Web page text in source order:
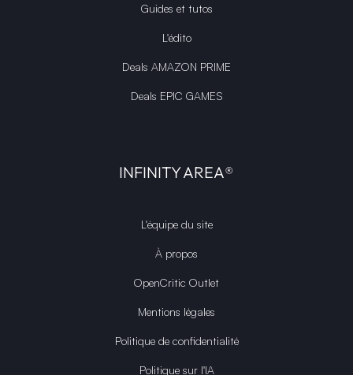
Guides et tutos
L'édito
Deals AMAZON PRIME
Deals EPIC GAMES
INFINITY AREA®
L'équipe du site
À propos
OpenCritic Outlet
Mentions légales
Politique de confidentialité
Politique sur l'IA